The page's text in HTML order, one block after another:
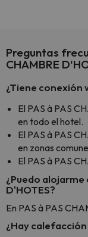
Preguntas
CHAMBRE
¿Tiene conexión
El PAS à PAS
en todo el hotel.
El PAS à PAS
en zonas
El PAS à PAS
¿Puedo alojarme
D'HOTES?
En PAS à PAS
¿Hay calefacción